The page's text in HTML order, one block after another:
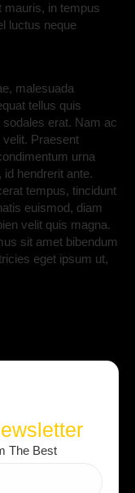
mauris, in tempus
luctus neque
malesuada
tellus quis
erat. Nam ac
Praesent
urna
hendrerit ante.
tempus, tincidunt
euismod, diam
velit quis magna.
sit amet bibendum
eget ipsum ut,
The Best